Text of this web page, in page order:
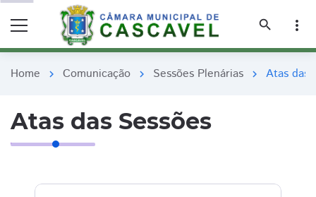
search
more_vert
Home chevron_right Comunicação chevron_right Sessões Plenárias chevron_right Atas das
Atas das Sessões